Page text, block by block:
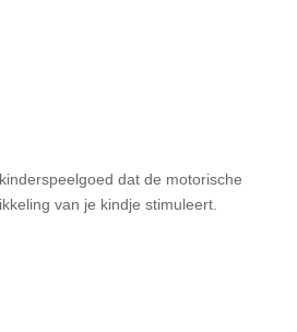
dat de motorische
van je kindje stimuleert.